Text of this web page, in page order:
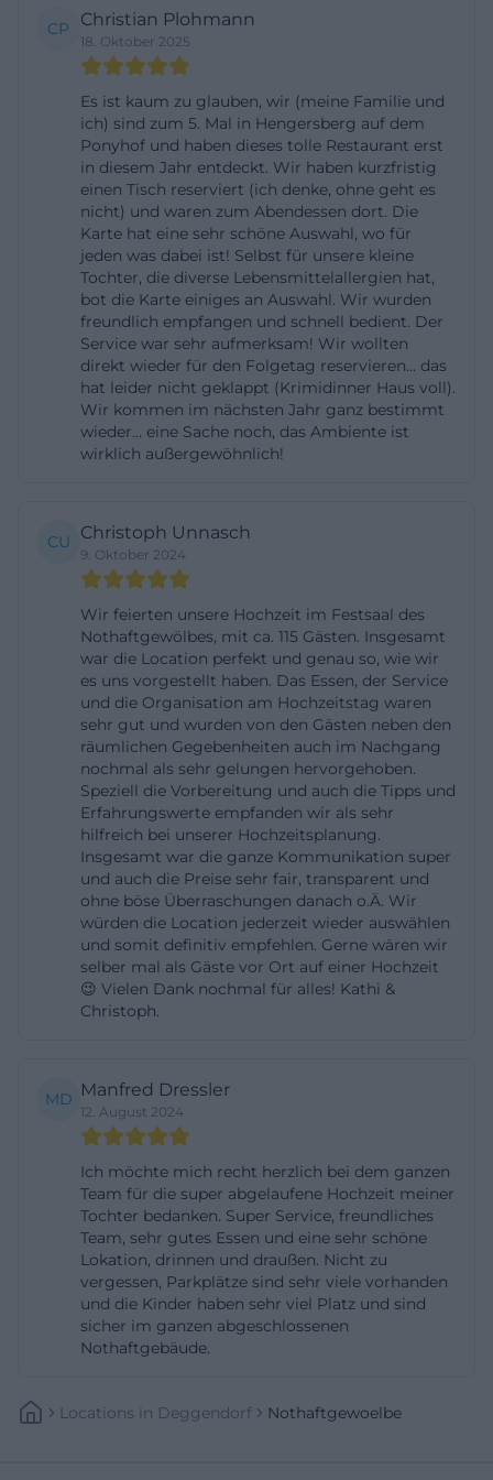
Show als abendfüllendes Erlebnis umgesetzt, meist
in Kombination mit einem mehrgängigen Menü.
ein neuer Fall gespielt wird, womit sich auch
Stammgäste auf frische Pointen freuen können.
Typisch ist ein früher Einlass am späten Nachmittag
oder frühen Abend, um Ankommen, Platznehmen
und das erste Getränk entspannt zu gestalten,
bevor die Show startet. Besonders populäre
Termine werden über regionale
Veranstaltungsportale angekündigt und laufen
schnell voll. Daher empfiehlt sich die frühzeitige
Ticketbuchung. Gleichzeitig bleibt das Programm
abwechslungsreich: Neben Krimiformaten bietet
die Atmosphäre des Gewölbes Raum für Konzerte
Bühnenmomenten. Durch die flexible
Raumtrennung zwischen Gewölbe und Tanzsaal
lässt sich die Bestuhlung maßgenau ans Programm
anpassen, sodass intime Lesungen ebenso
funktionieren wie lebendige Feierabende mit Tanz.
Wer ein Event plant, sollte bei der Anfrage angeben,
ob Bühne, Ton und Licht benötigt werden. Das
Haus kennt das Zusammenspiel aus Service, Küche
und Ablaufregie und kann passende Zeitpläne
empfehlen, damit Menüfolgen und
Programmpunkte ineinandergreifen.
Speisekarte, Küche und beliebte Klassiker
Die Küche im Nothaftgewölbe verbindet regionale
Handschrift mit mediterranen Akzenten. Bekannt
sind die Steinofenpizzen, die in einem original
italienischen Ofen gebacken werden und auf eine
geführt werden, sind etwa die Pizza Prosciutto
sowie Quattro Stagioni mit Schinken,
Champignons, Oliven und Peperoni. Neben den
Pizzen werden hausgemachte Burger-Varianten
angeboten, darunter ein namensgebender Burger
mit Rinderhack-Patty, Speck, Mozzarella, Tomaten,
Avocado und hausgemachter Soße, serviert mit
buntem Salat, Pommes und Dip. Solche Angaben
tragen auf den Portalen einen Hinweis, dass stets
ist; das ist gängige Praxis, denn saisonale Produkte,
CP Christian Plohmann
18. Oktober 2025
Es ist kaum zu glauben, wir (meine Familie und
ich) sind zum 5. Mal in Hengersberg auf dem
Ponyhof und haben dieses tolle Restaurant erst
in diesem Jahr entdeckt. Wir haben kurzfristig
einen Tisch reserviert (ich denke, ohne geht es
nicht) und waren zum Abendessen dort. Die
Karte hat eine sehr schöne Auswahl, wo für
jeden was dabei ist! Selbst für unsere kleine
Tochter, die diverse Lebensmittelallergien hat,
bot die Karte einiges an Auswahl. Wir wurden
freundlich empfangen und schnell bedient. Der
Service war sehr aufmerksam! Wir wollten
direkt wieder für den Folgetag reservieren… das
hat leider nicht geklappt (Krimidinner Haus voll).
Wir kommen im nächsten Jahr ganz bestimmt
wieder… eine Sache noch, das Ambiente ist
wirklich außergewöhnlich!
CU Christoph Unnasch
9. Oktober 2024
Wir feierten unsere Hochzeit im Festsaal des
Nothaftgewölbes, mit ca. 115 Gästen. Insgesamt
war die Location perfekt und genau so, wie wir
es uns vorgestellt haben. Das Essen, der Service
und die Organisation am Hochzeitstag waren
sehr gut und wurden von den Gästen neben den
räumlichen Gegebenheiten auch im Nachgang
nochmal als sehr gelungen hervorgehoben.
Speziell die Vorbereitung und auch die Tipps und
Erfahrungswerte empfanden wir als sehr
hilfreich bei unserer Hochzeitsplanung.
Insgesamt war die ganze Kommunikation super
und auch die Preise sehr fair, transparent und
ohne böse Überraschungen danach o.Ä. Wir
würden die Location jederzeit wieder auswählen
und somit definitiv empfehlen. Gerne wären wir
selber mal als Gäste vor Ort auf einer Hochzeit
😉 Vielen Dank nochmal für alles! Kathi &
Christoph.
MD Manfred Dressler
12. August 2024
Ich möchte mich recht herzlich bei dem ganzen
Team für die super abgelaufene Hochzeit meiner
Tochter bedanken. Super Service, freundliches
Team, sehr gutes Essen und eine sehr schöne
Lokation, drinnen und draußen. Nicht zu
vergessen, Parkplätze sind sehr viele vorhanden
und die Kinder haben sehr viel Platz und sind
sicher im ganzen abgeschlossenen
Nothaftgebäude.
Locations In Deggendorf Nothaftgewoelbe